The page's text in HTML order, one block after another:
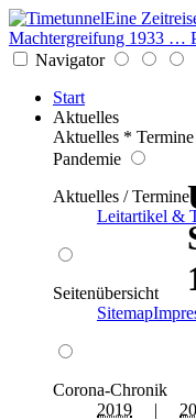
Eine
Machtergreifung 1933 …
Navigator
Start
Aktuelles
Aktuelles *
Pandemie
Aktuelles / Termine
Leitartikel &
Seitenübersicht
Sitemap
Corona-Chronik
2019 |